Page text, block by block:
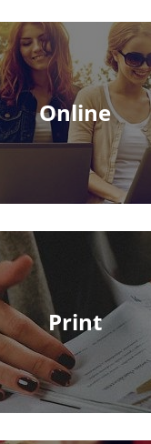
Online
Print